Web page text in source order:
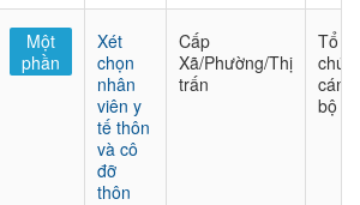
Một
phần
Xét
chọn
nhân
viên y
tế thôn
và cô
đỡ
thôn
Cấp
Xã/Phường/Thị
trấn
Tổ
chức
cán
bộ